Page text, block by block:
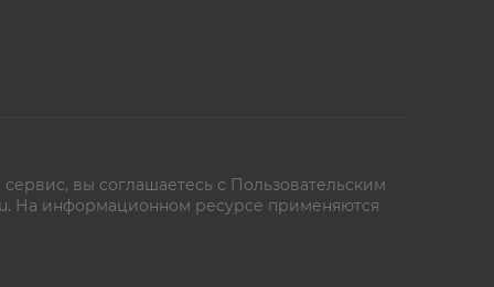
вы соглашаетесь с Пользовательским
На информационном ресурсе применяются